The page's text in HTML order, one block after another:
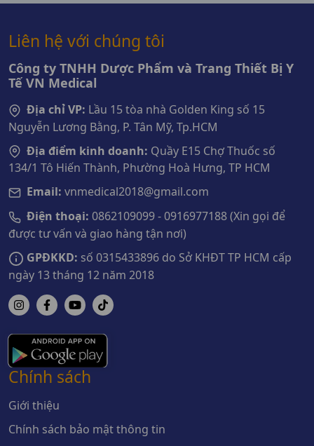
Liên hệ với chúng tôi
Công ty TNHH Dược Phẩm và Trang Thiết Bị Y
Tế VN Medical
Địa chỉ VP: Lầu 15 tòa nhà Golden King số 15
Nguyễn Lương Bằng, P. Tân Mỹ, Tp.HCM
Địa điểm kinh doanh: Quầy E15 Chợ Thuốc số
134/1 Tô Hiến Thành, Phường Hoà Hưng, TP HCM
Email: vnmedical2018@gmail.com
Điện thoại: 0862109099 - 0916977188 (Xin gọi để
được tư vấn và giao hàng tận nơi)
GPĐKKD: số 0315433896 do Sở KHĐT TP HCM cấp
ngày 13 tháng 12 năm 2018
Chính sách
Giới thiệu
Chính sách bảo mật thông tin